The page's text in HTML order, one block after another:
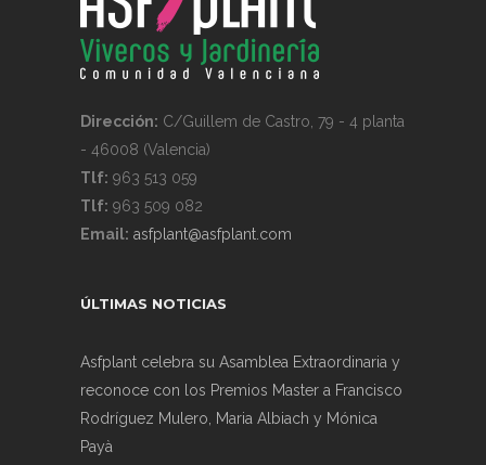
Dirección: C/Guillem de Castro, 79 - 4 planta
- 46008 (Valencia)
Tlf: 963 513 059
Tlf: 963 509 082
Email: asfplant@asfplant.com
ÚLTIMAS NOTICIAS
Asfplant celebra su Asamblea Extraordinaria y
reconoce con los Premios Master a Francisco
Rodríguez Mulero, Maria Albiach y Mónica
Payà